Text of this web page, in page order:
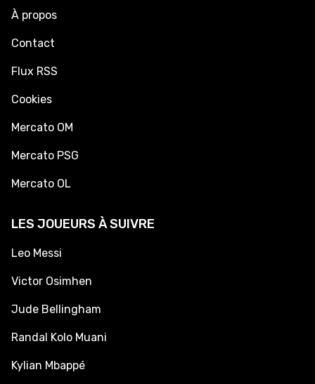
À propos
Contact
Flux RSS
Cookies
Mercato OM
Mercato PSG
Mercato OL
LES JOUEURS À SUIVRE
Leo Messi
Victor Osimhen
Jude Bellingham
Randal Kolo Muani
Kylian Mbappé